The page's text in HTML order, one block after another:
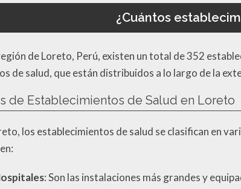
¿Cuántos
de Loreto, Perú, existen un total de 352
de salud, que están distribuidos a lo largo de la
de Establecimientos de Salud en Loreto
los establecimientos de salud se clasifican en
: Son las instalaciones más grandes y